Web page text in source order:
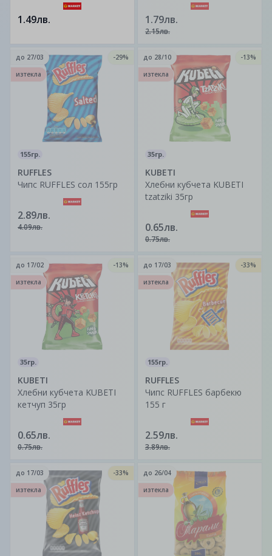
1.49лв. 1.79лв.
2.15лв.
155гр.
RUFFLES
Чипс RUFFLES сол 155гр
2.89лв.
4.09лв.
до 27/03
-29%
изтекла
35гр.
KUBETI
Хлебни кубчета KUBETI
tzatziki 35гр
0.65лв.
0.75лв.
до 28/10
-13%
изтекла
35гр.
KUBETI
Хлебни кубчета KUBETI
кетчуп 35гр
0.65лв.
0.75лв.
до 17/02
-13%
изтекла
155гр.
RUFFLES
Чипс RUFFLES барбекю
155 г
2.59лв.
3.89лв.
до 17/03
-33%
изтекла
до 17/03
-33%
изтекла
до 26/04
изтекла